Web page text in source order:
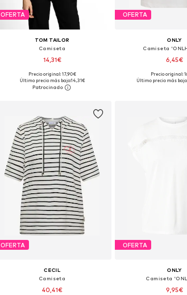
OFERTA
TOM TAILOR
Camiseta
14,31€
Tallas disponibles: S, M, L, XL, XXL
Añadir a la cesta
Precio original: 17,90€
Último precio más bajo:14,31€
OFERTA
ONLY
Camiseta
6,45€
Tallas disponibles:
Precio original:
Último precio más bajo:
OFERTA
CECIL
Camiseta
40,41€
OFERTA
ONLY
Camiseta
9,95€